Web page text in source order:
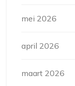
mei 2026
april 2026
maart 2026